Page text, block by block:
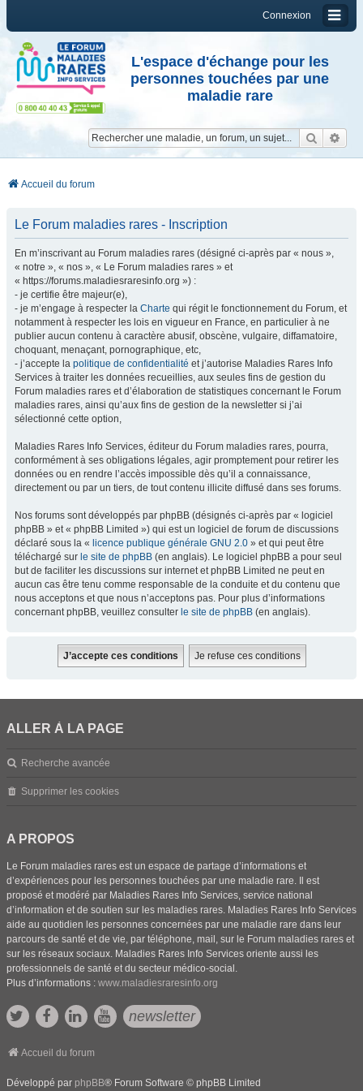
Connexion
L'espace d'échange pour les
personnes touchées par une
maladie rare
Accueil du forum
Le Forum maladies rares - Inscription
En m’inscrivant au Forum maladies rares (désigné ci-après par « nous »,
« notre », « nos », « Le Forum maladies rares » et
« https://forums.maladiesraresinfo.org ») :
- je certifie être majeur(e),
- je m’engage à respecter la Charte qui régit le fonctionnement du Forum, et
notamment à respecter les lois en vigueur en France, en particulier à ne
publier aucun contenu à caractère abusif, obscène, vulgaire, diffamatoire,
choquant, menaçant, pornographique, etc,
- j’accepte la politique de confidentialité et j’autorise Maladies Rares Info
Services à traiter les données recueillies, aux seules fins de gestion du
Forum maladies rares et d’élaboration de statistiques concernant le Forum
maladies rares, ainsi qu’aux fins de gestion de la newsletter si j’ai
sélectionné cette option,
Maladies Rares Info Services, éditeur du Forum maladies rares, pourra,
conformément à ses obligations légales, agir promptement pour retirer les
données ou en rendre l’accès impossible dès qu’il a connaissance,
directement ou par un tiers, de tout contenu illicite diffusé dans ses forums.
Nos forums sont développés par phpBB (désignés ci-après par « logiciel
phpBB » et « phpBB Limited ») qui est un logiciel de forum de discussions
déclaré sous la « licence publique générale GNU 2.0 » et qui peut être
téléchargé sur le site de phpBB (en anglais). Le logiciel phpBB a pour seul
but de faciliter les discussions sur internet et phpBB Limited ne peut en
aucun cas être tenu comme responsable de la conduite et du contenu que
nous acceptons et que nous n’acceptons pas. Pour plus d’informations
concernant phpBB, veuillez consulter le site de phpBB (en anglais).
ALLER À LA PAGE
Recherche avancée
Supprimer les cookies
A PROPOS
Le Forum maladies rares est un espace de partage d’informations et
d’expériences pour les personnes touchées par une maladie rare. Il est
proposé et modéré par Maladies Rares Info Services, service national
d’information et de soutien sur les maladies rares. Maladies Rares Info Services
aide au quotidien les personnes concernées par une maladie rare dans leur
parcours de santé et de vie, par téléphone, mail, sur le Forum maladies rares et
sur les réseaux sociaux. Maladies Rares Info Services oriente aussi les
professionnels de santé et du secteur médico-social.
Plus d’informations : www.maladiesraresinfo.org
newsletter
Accueil du forum
Développé par phpBB® Forum Software © phpBB Limited